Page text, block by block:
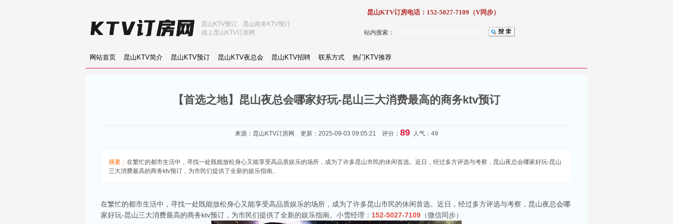
站内搜索：
网站首页 昆山KTV简介 昆山KTV预订 昆山KTV夜总会 昆山KTV招聘 联系方式 热门KTV推荐
昆山KTV预订、昆山商务KTV预订
就上昆山KTV订房网
昆山KTV订房电话：152-5027-7109（V同步）
【首选之地】昆山夜总会哪家好玩-昆山三大消费最高的商务ktv预订
来源： 昆山KTV订房网 更新：2025-09-03 09:05:21 评分： 89 人气：49
摘要： 在繁忙的都市生活中，寻找一处既能放松身心又能享受高品质娱乐的场所，成为了许多昆山市民的休闲首选。近日，经过多方评选与考察，昆山夜总会哪家好玩-昆山
三大消费最高的商务ktv预订，为市民们提供了全新的娱乐指南。
在繁忙的都市生活中，寻找一处既能放松身心又能享受高品质娱乐的场所，成为了许多昆山市民的休闲首选。近日，经过多方评选与考察，昆山夜总会哪
家好玩-昆山三大消费最高的商务ktv预订，为市民们提供了全新的娱乐指南。小雪经理： 152-5027-7109 （微信同步）